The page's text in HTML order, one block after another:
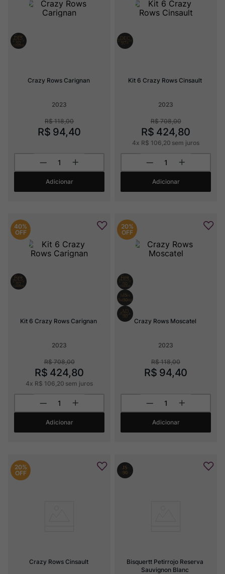
Crazy Rows Carignan
2023
R$ 118,00
R$ 94,40
Adicionar
Kit 6 Crazy Rows Cinsault
2023
R$ 708,00
R$ 424,80
4x R$ 106 20 sem juros
Adicionar
40%
OFF
Kit 6 Crazy Rows Carignan
2023
R$ 708,00
R$ 424,80
4x R$ 106 20 sem juros
Adicionar
20%
OFF
Crazy Rows Moscatel
2023
R$ 118,00
R$ 94,40
Adicionar
20%
OFF
Crazy Rows Cinsault
Bisquertt Petirrojo Reserva
Sauvignon Blanc
Ver Sacrum
Champagne
10